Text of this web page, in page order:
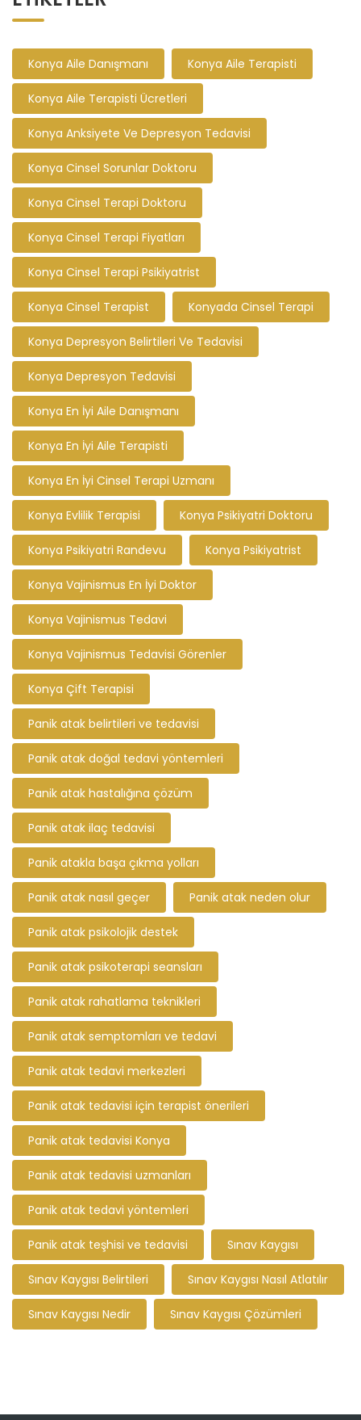
Konya Aile Danışmanı Konya Aile Terapisti
Konya Aile Terapisti Ücretleri
Konya Anksiyete Ve Depresyon Tedavisi
Konya Cinsel Sorunlar Doktoru
Konya Cinsel Terapi Doktoru
Konya Cinsel Terapi Fiyatları
Konya Cinsel Terapi Psikiyatrist
Konya Cinsel Terapist Konyada Cinsel Terapi
Konya Depresyon Belirtileri Ve Tedavisi
Konya Depresyon Tedavisi
Konya En İyi Aile Danışmanı
Konya En İyi Aile Terapisti
Konya En İyi Cinsel Terapi Uzmanı
Konya Evlilik Terapisi Konya Psikiyatri Doktoru
Konya Psikiyatri Randevu Konya Psikiyatrist
Konya Vajinismus En İyi Doktor
Konya Vajinismus Tedavi
Konya Vajinismus Tedavisi Görenler
Konya Çift Terapisi
Panik atak belirtileri ve tedavisi
Panik atak doğal tedavi yöntemleri
Panik atak hastalığına çözüm
Panik atak ilaç tedavisi
Panik atakla başa çıkma yolları
Panik atak nasıl geçer Panik atak neden olur
Panik atak psikolojik destek
Panik atak psikoterapi seansları
Panik atak rahatlama teknikleri
Panik atak semptomları ve tedavi
Panik atak tedavi merkezleri
Panik atak tedavisi için terapist önerileri
Panik atak tedavisi Konya
Panik atak tedavisi uzmanları
Panik atak tedavi yöntemleri
Panik atak teşhisi ve tedavisi Sınav Kaygısı
Sınav Kaygısı Belirtileri Sınav Kaygısı Nasıl Atlatılır
Sınav Kaygısı Nedir Sınav Kaygısı Çözümleri